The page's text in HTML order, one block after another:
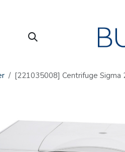
[221035008] Centrifuge Sigma